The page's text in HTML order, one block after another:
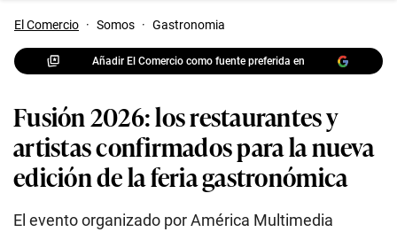
El Comercio · Somos · Gastronomia
Añadir El Comercio como fuente preferida en
Fusión 2026: los restaurantes y
artistas confirmados para la nueva
edición de la feria gastronómica
El evento organizado por América Multimedia